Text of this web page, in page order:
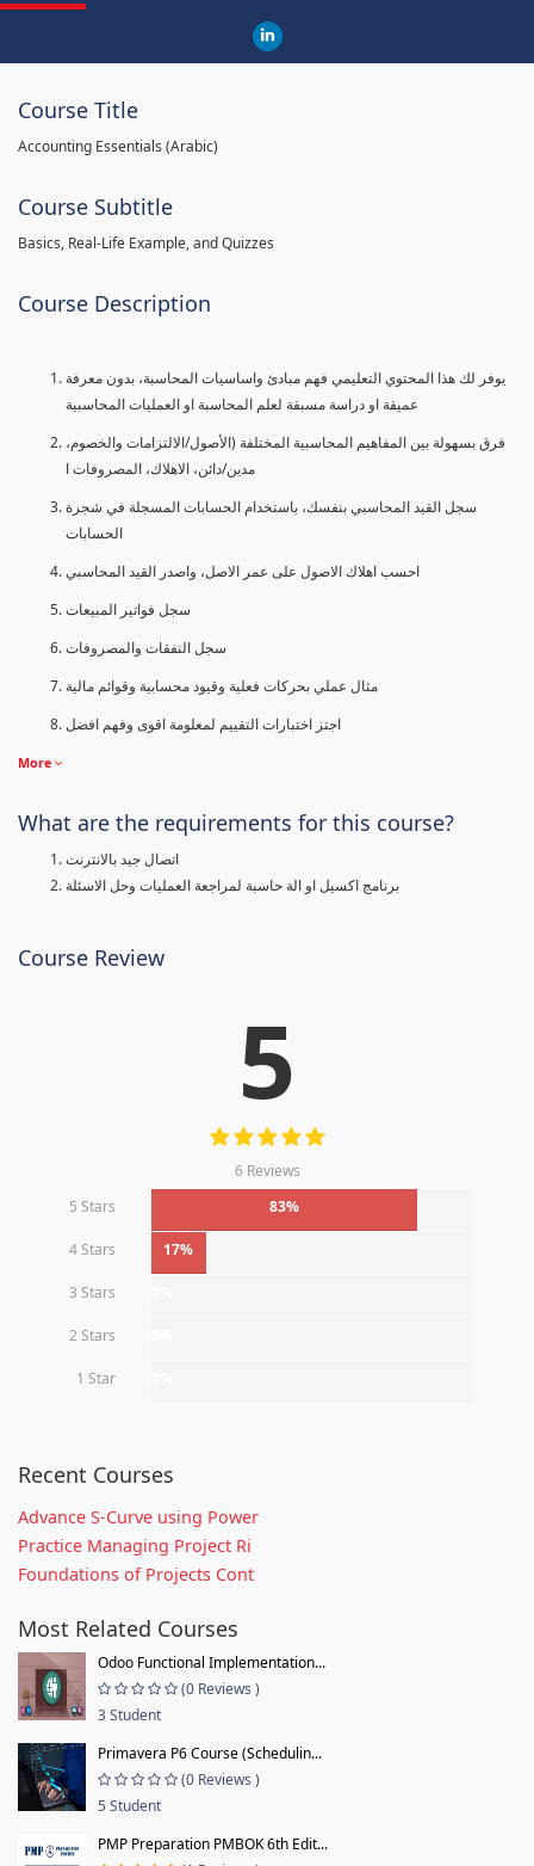
Course Title
Accounting Essentials (Arabic)
Course Subtitle
Basics, Real-Life Example, and Quizzes
Course Description
يوفر لك هذا المحتوي التعليمي فهم مبادئ واساسيات المحاسبة، بدون معرفة
عميقة او دراسة مسبقة لعلم المحاسبة او العمليات المحاسبية
فرق بسهولة بين المفاهيم المحاسبية المختلفة (الأصول/الالتزامات والخصوم،
مدين/دائن، الاهلاك، المصروفات ا
سجل القيد المحاسبي بنفسك، باستخدام الحسابات المسجلة في شجرة
الحسابات
احسب اهلاك الاصول على عمر الاصل، واصدر القيد المحاسبي
سجل فواتير المبيعات
سجل النفقات والمصروفات
مثال عملي بحركات فعلية وقيود محسابية وقوائم مالية
اجتز اختبارات التقييم لمعلومة اقوى وفهم افضل
More
What are the requirements for this course?
اتصال جيد بالانترنت
برنامج اكسيل او الة حاسبة لمراجعة العمليات وحل الاسئلة
Course Review
5
6 Reviews
5 Stars
83%
4 Stars 17%
3 Stars
2 Stars
1 Star
Recent Courses
Advance S-Curve using Power
Practice Managing Project Ri
Foundations of Projects Cont
Most Related Courses
Odoo Functional Implementation...
(0 Reviews )
3 Student
Primavera P6 Course (Schedulin...
(0 Reviews )
5 Student
PMP Preparation PMBOK 6th Edit...